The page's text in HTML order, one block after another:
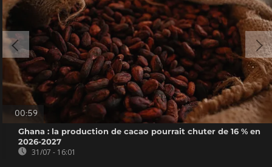
00:59
Ghana : la production de cacao pourrait chuter de 16 % en
2026-2027
31/07 - 16:01